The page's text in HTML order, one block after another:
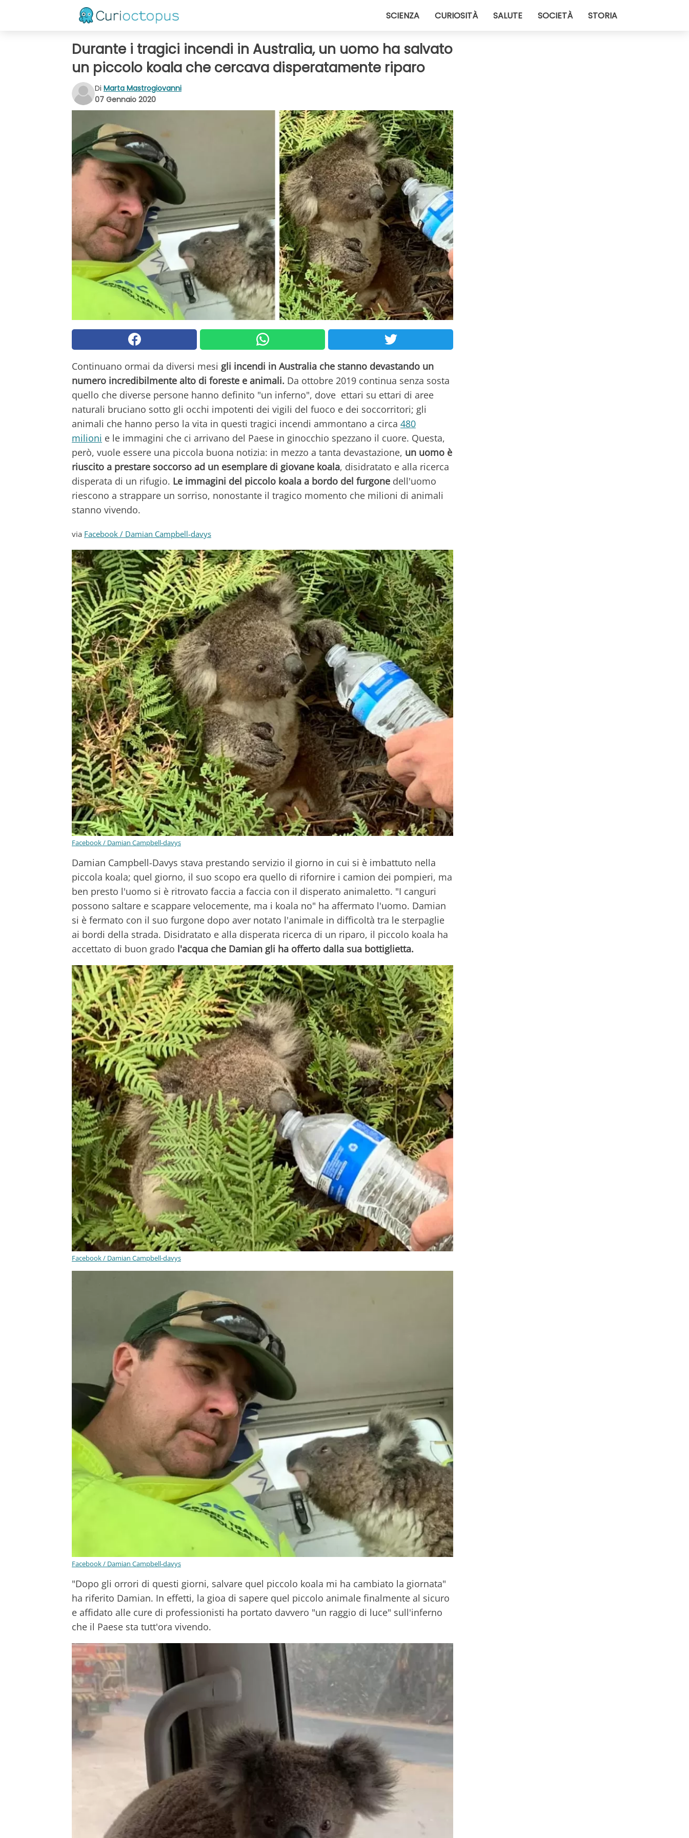
SCIENZA CURIOSITÀ SALUTE SOCIETÀ STORIA
Durante i tragici incendi in Australia, un uomo ha salvato
un piccolo koala che cercava disperatamente riparo
Di Marta Mastrogiovanni
07 Gennaio 2020
Continuano ormai da diversi mesi gli incendi in Australia che stanno devastando un
numero incredibilmente alto di foreste e animali. Da ottobre 2019 continua senza sosta
quello che diverse persone hanno definito "un inferno", dove ettari su ettari di aree
naturali bruciano sotto gli occhi impotenti dei vigili del fuoco e dei soccorritori; gli
animali che hanno perso la vita in questi tragici incendi ammontano a circa 480
milioni e le immagini che ci arrivano del Paese in ginocchio spezzano il cuore. Questa,
però, vuole essere una piccola buona notizia: in mezzo a tanta devastazione, un uomo è
riuscito a prestare soccorso ad un esemplare di giovane koala, disidratato e alla ricerca
disperata di un rifugio. Le immagini del piccolo koala a bordo del furgone dell'uomo
riescono a strappare un sorriso, nonostante il tragico momento che milioni di animali
stanno vivendo.
via Facebook / Damian Campbell-davys
Facebook / Damian Campbell-davys
Damian Campbell-Davys stava prestando servizio il giorno in cui si è imbattuto nella
piccola koala; quel giorno, il suo scopo era quello di rifornire i camion dei pompieri, ma
ben presto l'uomo si è ritrovato faccia a faccia con il disperato animaletto. "I canguri
possono saltare e scappare velocemente, ma i koala no" ha affermato l'uomo. Damian
si è fermato con il suo furgone dopo aver notato l'animale in difficoltà tra le sterpaglie
ai bordi della strada. Disidratato e alla disperata ricerca di un riparo, il piccolo koala ha
accettato di buon grado l'acqua che Damian gli ha offerto dalla sua bottiglietta.
Facebook / Damian Campbell-davys
Facebook / Damian Campbell-davys
"Dopo gli orrori di questi giorni, salvare quel piccolo koala mi ha cambiato la giornata"
ha riferito Damian. In effetti, la gioa di sapere quel piccolo animale finalmente al sicuro
e affidato alle cure di professionisti ha portato davvero "un raggio di luce" sull'inferno
che il Paese sta tutt'ora vivendo.